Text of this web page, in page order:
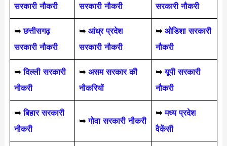
सरकारी नौकरी
सरकारी नौकरी
सरकारी नौकरी
➥ छत्तीसगढ़
सरकारी नौकरी
➥ आंध्र प्रदेश
सरकारी नौकरी
➥ ओडिशा सरकारी
नौकरी
➥ दिल्ली सरकारी
नौकरी
➥ असम सरकार की
नौकरियों
➥ यूपी सरकारी
नौकरी
➥बिहार सरकारी
नौकरी
➥गोवा सरकारी नौकरी
➥ मध्य प्रदेश
वैकेंसी